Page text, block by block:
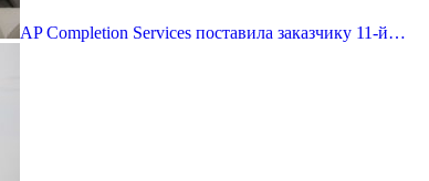
AP Completion Services поставила заказчику 11-й…